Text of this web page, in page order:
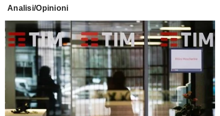
Analisi/Opinioni